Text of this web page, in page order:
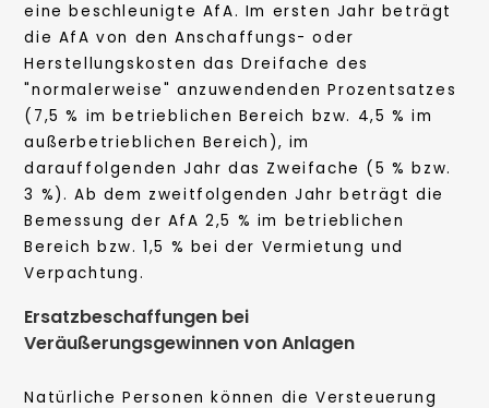
eine beschleunigte AfA. Im ersten Jahr beträgt
die AfA von den Anschaffungs- oder
Herstellungskosten das Dreifache des
"normalerweise" anzuwendenden Prozentsatzes
(7,5 % im betrieblichen Bereich bzw. 4,5 % im
außerbetrieblichen Bereich), im
darauffolgenden Jahr das Zweifache (5 % bzw.
3 %). Ab dem zweitfolgenden Jahr beträgt die
Bemessung der AfA 2,5 % im betrieblichen
Bereich bzw. 1,5 % bei der Vermietung und
Verpachtung.
Ersatzbeschaffungen bei
Veräußerungsgewinnen von Anlagen
Natürliche Personen können die Versteuerung